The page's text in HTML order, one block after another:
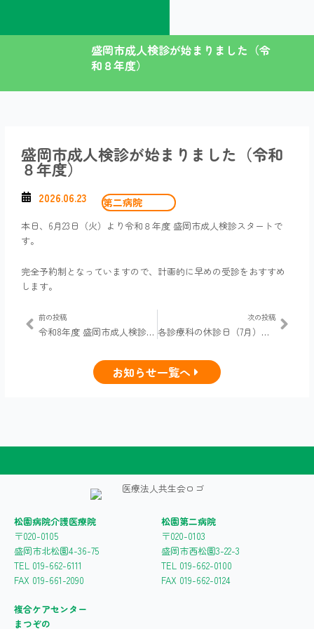
を
プ
盛岡市成人検診が始まりました（令
和８年度）
盛岡市成人検診が始まりました（令和
８年度）
2026.06.23 第二病院
本日、6月23日（火）より令和８年度 盛岡市成人検診スタートで
す。
完全予約制となっていますので、計画的に早めの受診をおすすめ
します。
Prev
前の投稿
令和8年度 盛岡市成人検診の実施について
次の投稿
各診療科の休診日（7月）のお知らせ
Next
お知らせ一覧へ
松園病院介護医療院
〒020-0105
盛岡市北松園4-36-75
TEL 019-662-6111
FAX 019-661-2090
松園第二病院
〒020-0103
盛岡市西松園3-22-3
TEL 019-662-0100
FAX 019-662-0124
複合ケアセンター
まつぞの